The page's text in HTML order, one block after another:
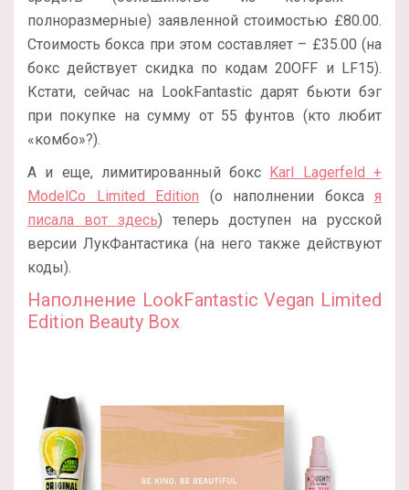
полноразмерные) заявленной стоимостью £80.00.
Стоимость бокса при этом составляет – £35.00 (на
бокс действует скидка по кодам 20OFF и LF15).
Кстати, сейчас на LookFantastic дарят бьюти бэг
при покупке на сумму от 55 фунтов (кто любит
«комбо»?).
А и еще, лимитированный бокс Karl Lagerfeld +
ModelCo Limited Edition (о наполнении бокса я
писала вот здесь) теперь доступен на русской
версии ЛукФантастика (на него также действуют
коды).
Наполнение LookFantastic Vegan Limited
Edition Beauty Box